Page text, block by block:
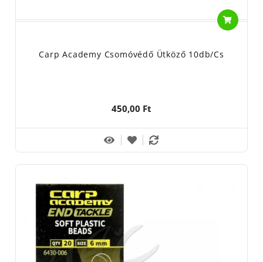
Carp Academy Csomóvédő Ütköző 10db/cs
450,00 Ft